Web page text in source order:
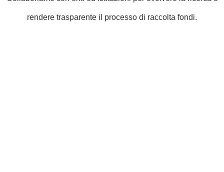
rendere trasparente il processo di raccolta fondi.